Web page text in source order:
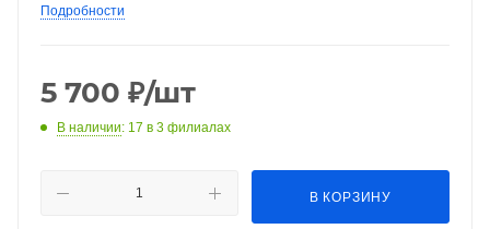
Подробности
5 700 ₽/шт
В наличии: 17 в 3 филиалах
В КОРЗИНУ